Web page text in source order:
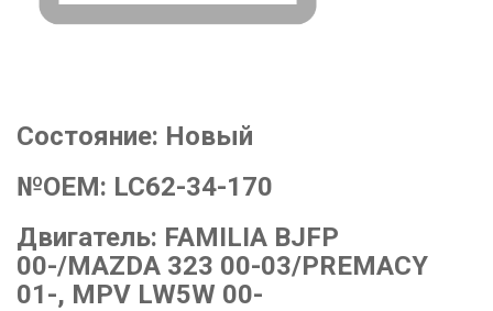
Состояние: Новый
№OEM: LC62-34-170
Двигатель: FAMILIA BJFP
00-/MAZDA 323 00-03/PREMACY
01-, MPV LW5W 00-